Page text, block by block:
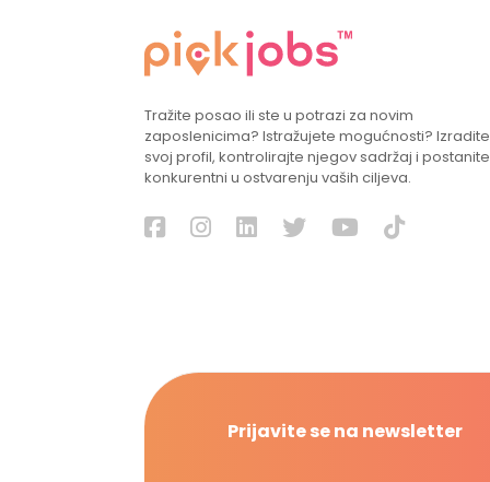
Tražite posao ili ste u potrazi za novim
zaposlenicima? Istražujete mogućnosti? Izradite
svoj profil, kontrolirajte njegov sadržaj i postanite
konkurentni u ostvarenju vaših ciljeva.
Prijavite se na newsletter